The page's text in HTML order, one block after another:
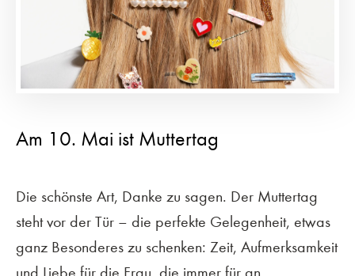
Am 10. Mai ist Muttertag
Die schönste Art, Danke zu sagen. Der Muttertag
steht vor der Tür – die perfekte Gelegenheit, etwas
ganz Besonderes zu schenken: Zeit, Aufmerksamkeit
und Liebe für die Frau, die immer für an...